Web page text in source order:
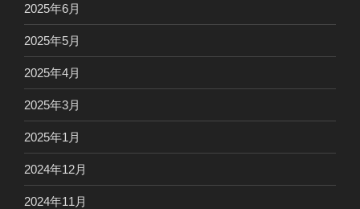
2025年6月
2025年5月
2025年4月
2025年3月
2025年1月
2024年12月
2024年11月